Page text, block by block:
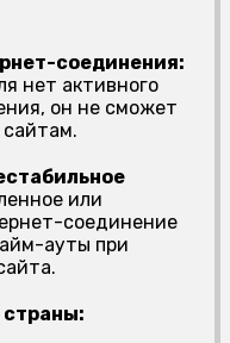
соединения:
нет активного
он не сможет
сайтам.
или
соединение
ауты при
страны: